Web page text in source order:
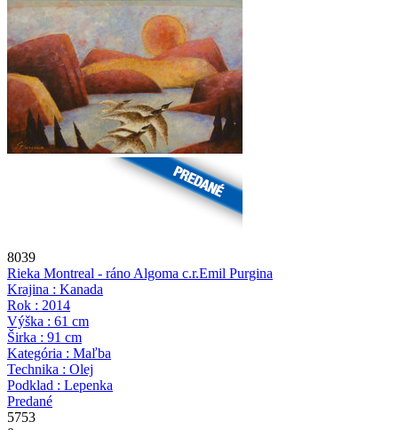
8039
Rieka Montreal - ráno Algoma c.r.Emil Purgina
Krajina : Kanada
Rok : 2014
Výška : 61 cm
Širka : 91 cm
Kategória : Maľba
Technika : Olej
Podklad : Lepenka
Predané
5753